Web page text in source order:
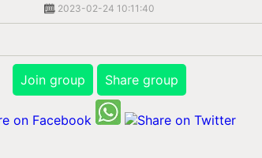
2023-02-24 10:11:40
Join group Share group